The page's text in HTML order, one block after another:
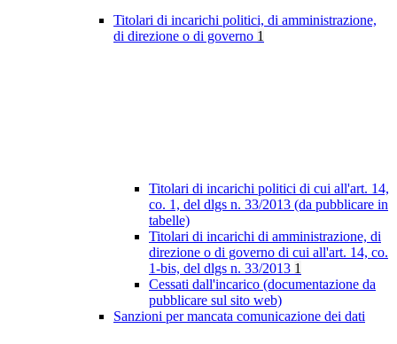
Titolari di incarichi politici, di amministrazione,
di direzione o di governo 1
Titolari di incarichi politici di cui all'art. 14,
co. 1, del dlgs n. 33/2013 (da pubblicare in
tabelle)
Titolari di incarichi di amministrazione, di
direzione o di governo di cui all'art. 14, co.
1-bis, del dlgs n. 33/2013 1
Cessati dall'incarico (documentazione da
pubblicare sul sito web)
Sanzioni per mancata comunicazione dei dati